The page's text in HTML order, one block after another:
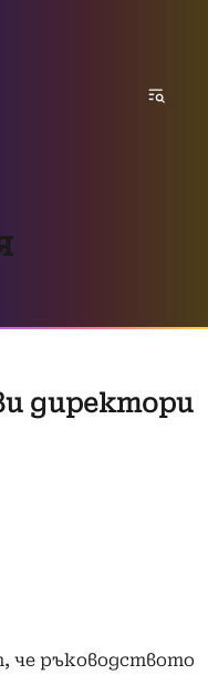
директори
че ръководството